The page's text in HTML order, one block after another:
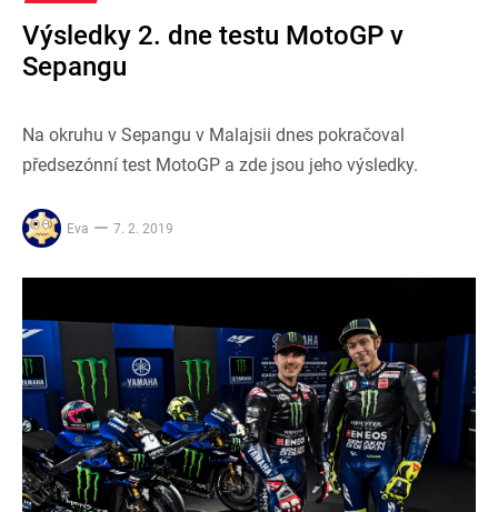
Výsledky 2. dne testu MotoGP v
Sepangu
Na okruhu v Sepangu v Malajsii dnes pokračoval
předsezónní test MotoGP a zde jsou jeho výsledky.
Eva 7. 2. 2019